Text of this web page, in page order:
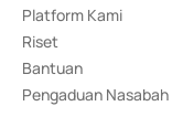
Platform Kami
Riset
Bantuan
Pengaduan Nasabah